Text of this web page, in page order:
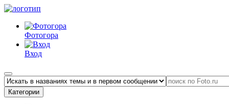
Фотогора
Вход
Категории